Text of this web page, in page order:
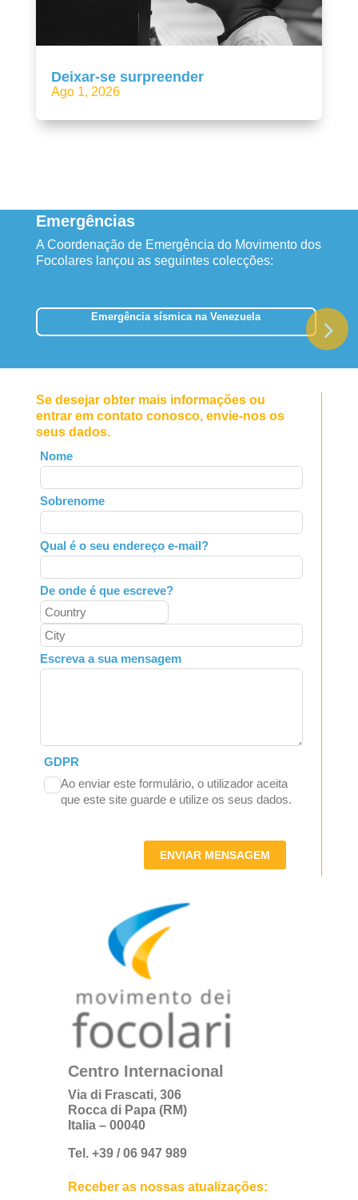
Deixar-se surpreender
Ago 1, 2026
Emergências
A Coordenação de Emergência do Movimento dos
Focolares lançou as seguintes colecções:
Emergência sísmica na Venezuela
Se desejar obter mais informações ou
entrar em contato conosco, envie-nos os
seus dados.
Leave
this
field
blank
Nome
Sobrenome
Qual é o seu endereço e-mail?
De onde é que escreve?
Escreva a sua mensagem
GDPR
Ao enviar este formulário, o utilizador aceita
que este site guarde e utilize os seus dados.
ENVIAR MENSAGEM
Centro Internacional
Via di Frascati, 306
Rocca di Papa (RM)
Italia – 00040
Tel. +39 / 06 947 989
Receber as nossas atualizações: